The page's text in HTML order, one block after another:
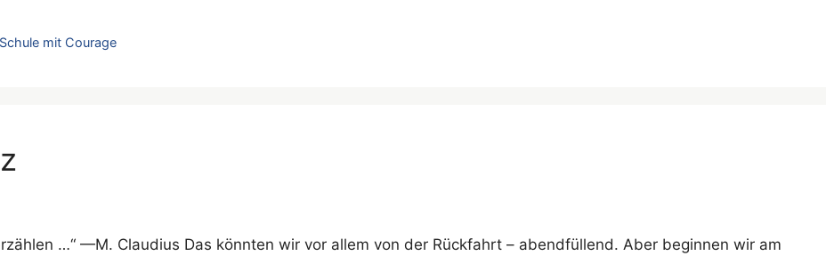
mit Courage
…“ —M. Claudius Das könnten wir vor allem von der Rückfahrt – abendfüllend. Aber beginnen wir am